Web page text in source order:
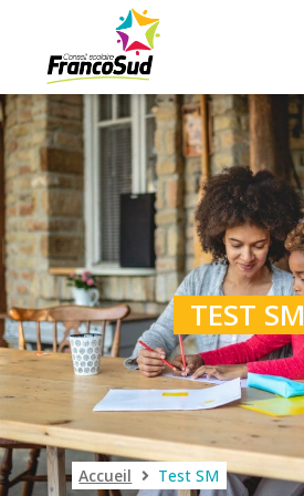
TEST SM
Accueil Test SM